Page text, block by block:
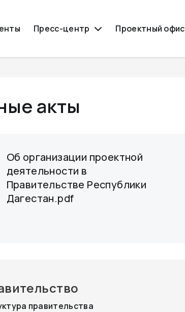
Пресс-центр Проектный офис
акты
Об организации проектной
деятельности в
Правительстве Республики
Дагестан.pdf
правительства